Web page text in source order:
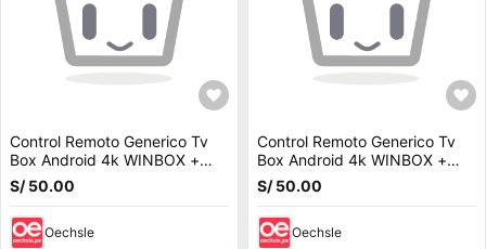
Control Remoto Generico Tv
Box Android 4k WINBOX +
Soporte
S/ 50.00
Oechsle
Control Remoto Generico Tv
Box Android 4k WINBOX +
Funda
S/ 50.00
Oechsle